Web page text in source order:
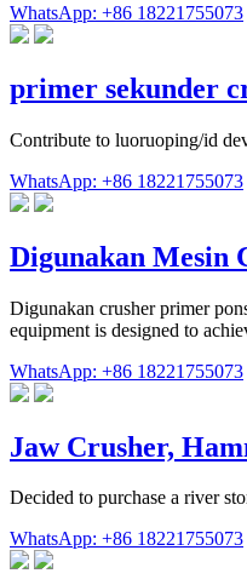
WhatsApp: +86 18221755073
primer sekunder
Contribute to luoruoping/id
WhatsApp: +86 18221755073
Digunakan Mesin
Digunakan crusher primer
equipment is designed to
WhatsApp: +86 18221755073
Jaw Crusher,
Decided to purchase a river
WhatsApp: +86 18221755073